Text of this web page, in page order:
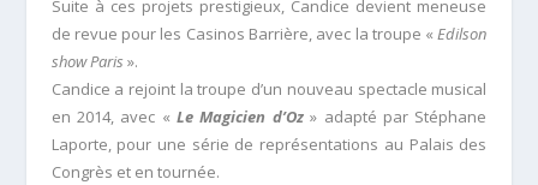
Suite à ces projets prestigieux, Candice devient meneuse
de revue pour les Casinos Barrière, avec la troupe «Edilson
show Paris ».
Candice a rejoint la troupe d’un nouveau spectacle musical
en 2014, avec «Le Magicien d’Oz » adapté par Stéphane
Laporte, pour une série de représentations au Palais des
Congrès et en tournée.